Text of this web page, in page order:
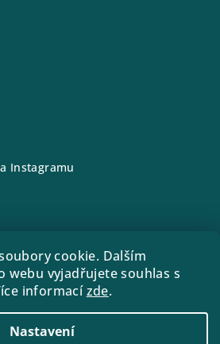
cookie. Dalším
webu vyjadřujete souhlas s
informacízde.
Nastavení
Instagramu